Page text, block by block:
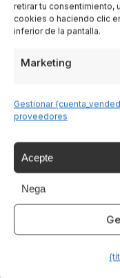
retirar tu consentimiento,
cookies o haciendo clic
inferior de la pantalla.
Marketing
Gestionar
proveedores
Acepte
Nega
Tartufo in Italia:
riconoscerlo e
L’Italia è uno dei